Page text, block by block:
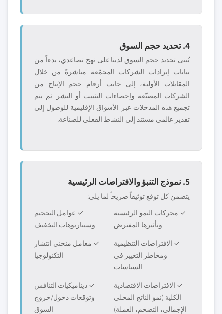
4. تحديد حجم السوق
يُبنى تحديد حجم السوق لدينا على نهج تصاعدي، بدءاً من
بيانات إيرادات الشركات المجمّعة مباشرةً من خلال
المقابلات الأولية، إلى جانب أرقام حجم الإنتاج من
الشركات المصنّعة وإحصاءات التثبيت أو النشر. ثم يتم
تجميع هذه المدخلات عبر الأسواق الإقليمية للوصول إلى
تقدير عالمي مستند إلى النشاط الفعلي للصناعة.
5. نموذج التنبؤ والافتراضات الرئيسية
يتضمن كل توقع توثيقاً صريحاً لما يلي:
✓ محركات النمو الرئيسية
وتأثيرها المفترض
✓ عوامل التحجيم
وسيناريوهات التخفيف
✓ الافتراضات التنظيمية
ومخاطر التغيير في
السياسات
✓ معامل منحنى انتشار
التكنولوجيا
✓ الافتراضات الاقتصادية
الكلية (نمو الناتج المحلي
الإجمالي، التضخم، العملة)
✓ ديناميكيات التنافس
وتوقعات دخول/خروج
السوق